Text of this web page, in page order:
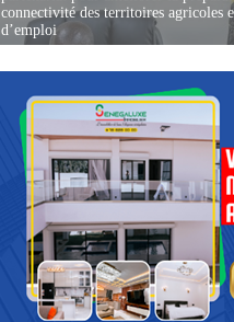
connectivité des territoires agricoles
d’emploi